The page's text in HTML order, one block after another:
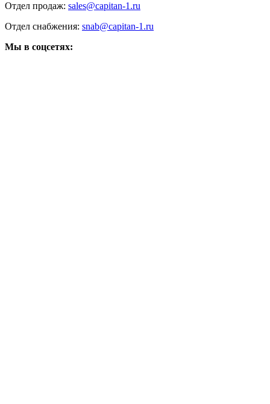
Отдел продаж: sales@capitan-1.ru
Отдел снабжения: snab@capitan-1.ru
Мы в соцсетях: